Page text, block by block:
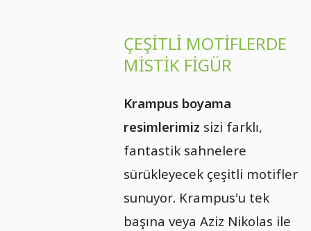
ÇEŞITLI MOTIFLERDE
MISTIK FIGÜR
Krampus boyama
resimlerimiz sizi farklı,
fantastik sahnelere
sürükleyecek çeşitli motifler
sunuyor. Krampus'u tek
başına veya Aziz Nikolas ile